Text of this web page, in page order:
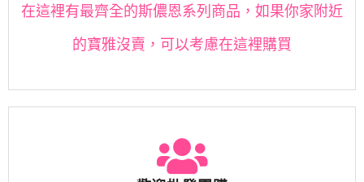
在這裡有最齊全的斯儂恩系列商品，如果你家附近
的寶雅沒賣，可以考慮在這裡購買